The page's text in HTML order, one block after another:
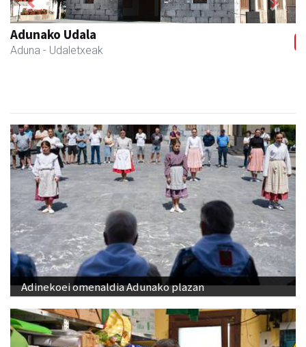
Hiru Jatetxea
Andoain - Tabernak
Previous Next
Adinekoei omenaldia Adunako plazan